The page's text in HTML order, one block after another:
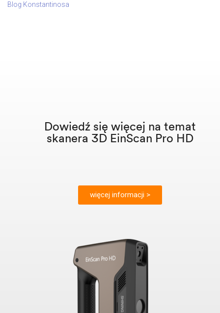
Blog Konstantinosa
Dowiedź się więcej na temat
skanera 3D EinScan Pro HD
więcej informacji >